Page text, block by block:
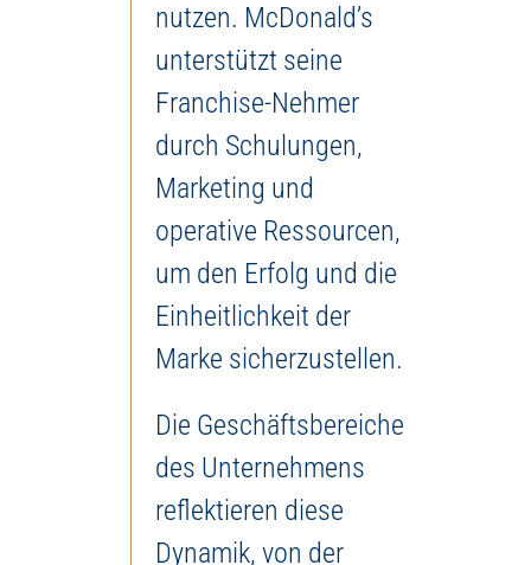
nutzen. McDonald’s
unterstützt seine
Franchise-Nehmer
durch Schulungen,
Marketing und
operative Ressourcen,
um den Erfolg und die
Einheitlichkeit der
Marke sicherzustellen.
Die Geschäftsbereiche
des Unternehmens
reflektieren diese
Dynamik, von der